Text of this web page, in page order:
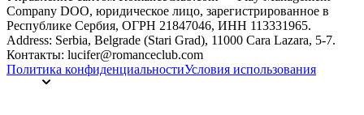
Company DOO, юридическое лицо, зарегистрированное в
Республике Сербия, ОГРН 21847046, ИНН 113331965.
Address: Serbia, Belgrade (Stari Grad), 11000 Cara Lazara, 5-7.
Контакты: lucifer@romanceclub.com
Политика конфиденциальностиУсловия использования